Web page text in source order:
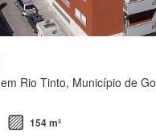
em Rio Tinto, Município de
154 m²